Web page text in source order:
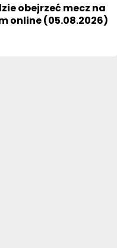
obejrzeć mecz na
online (05.08.2026)